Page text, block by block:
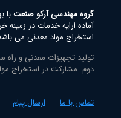
گروه مهندسی آرکو صنعتبا
آماده ارایه خدمات در
استخراج مواد معدنی می
تولید تجهیزات معدنی و
دوم. مشارکت در استخراج
تماس با ما ارسال پیام